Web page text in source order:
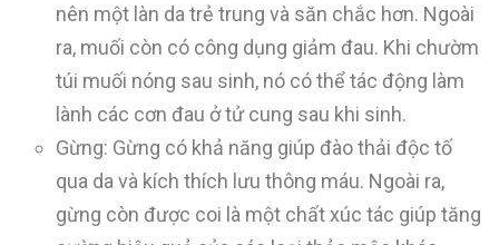
nên một làn da trẻ trung và săn chắc hơn. Ngoài
ra, muối còn có công dụng giảm đau. Khi chườm
túi muối nóng sau sinh, nó có thể tác động làm
lành các cơn đau ở tử cung sau khi sinh.
Gừng: Gừng có khả năng giúp đào thải độc tố
qua da và kích thích lưu thông máu. Ngoài ra,
gừng còn được coi là một chất xúc tác giúp tăng